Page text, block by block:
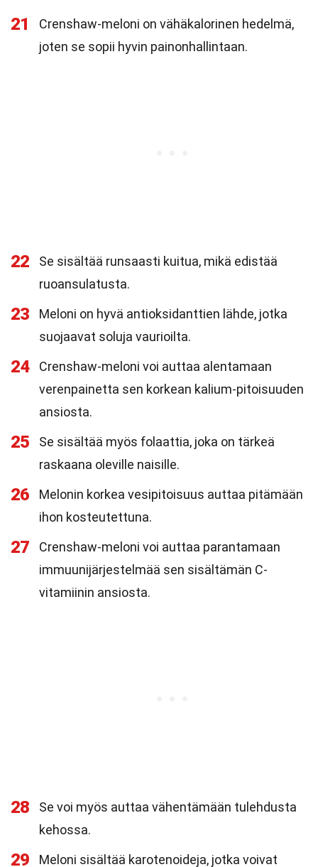
21
Crenshaw-meloni on vähäkalorinen hedelmä,
joten se sopii hyvin painonhallintaan.
22
Se sisältää runsaasti kuitua, mikä edistää
ruoansulatusta.
23
Meloni on hyvä antioksidanttien lähde, jotka
suojaavat soluja vaurioilta.
24
Crenshaw-meloni voi auttaa alentamaan
verenpainetta sen korkean kalium-pitoisuuden
ansiosta.
25
Se sisältää myös folaattia, joka on tärkeä
raskaana oleville naisille.
26
Melonin korkea vesipitoisuus auttaa pitämään
ihon kosteutettuna.
27
Crenshaw-meloni voi auttaa parantamaan
immuunijärjestelmää sen sisältämän C-
vitamiinin ansiosta.
28
Se voi myös auttaa vähentämään tulehdusta
kehossa.
29 Meloni sisältää karotenoideja, jotka voivat